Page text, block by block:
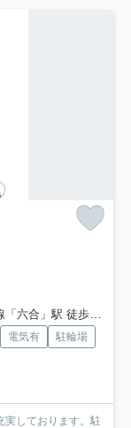
六合」駅 徒歩22分
電気有
駐輪場
実しております。駐